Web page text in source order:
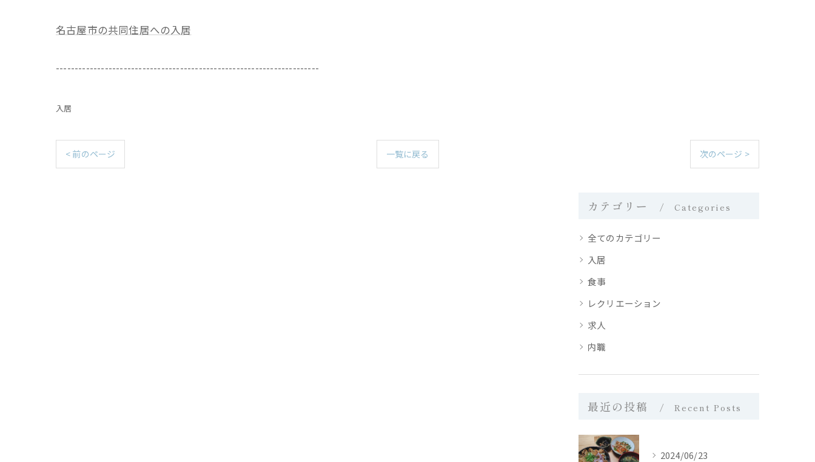
名古屋市の共同住居への入居
----------------------------------------------------------------------
入居
< 前のページ 一覧に戻る 次のページ >
カテゴリー Categories
全てのカテゴリー
入居
食事
レクリエーション
求人
内職
最近の投稿 Recent Posts
2024/06/23